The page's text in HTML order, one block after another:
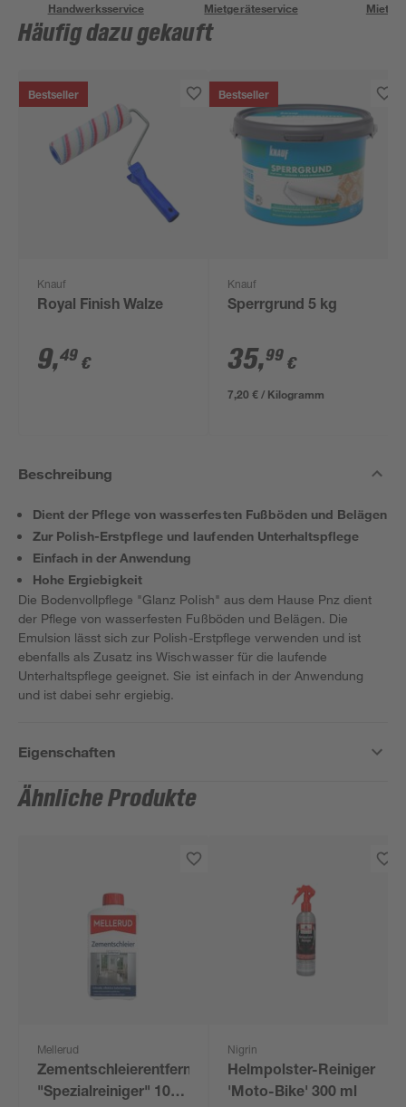
Handwerksservice Mietgeräteservice
Häufig dazu gekauft
Bestseller
Knauf
Royal Finish Walze
9,49 €
Bestseller
Knauf
Sperrgrund 5 kg
35,99 €
7,20 € / Kilogramm
Beschreibung
Dient der Pflege von wasserfesten Fußböden und Belägen
Zur Polish-Erstpflege und laufenden Unterhaltspflege
Einfach in der Anwendung
Hohe Ergiebigkeit
Die Bodenvollpflege "Glanz Polish" aus dem Hause Pnz dient
der Pflege von wasserfesten Fußböden und Belägen. Die
Emulsion lässt sich zur Polish-Erstpflege verwenden und ist
ebenfalls als Zusatz ins Wischwasser für die laufende
Unterhaltspflege geeignet. Sie ist einfach in der Anwendung
und ist dabei sehr ergiebig.
Eigenschaften
Ähnliche Produkte
Mellerud
Zementschleierentferner
"Spezialreiniger" 1000
Nigrin
Helmpolster-Reiniger
'Moto-Bike' 300 ml